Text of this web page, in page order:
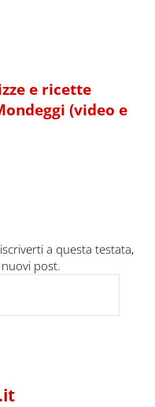
e ricette
(video e
a questa testata,
post.